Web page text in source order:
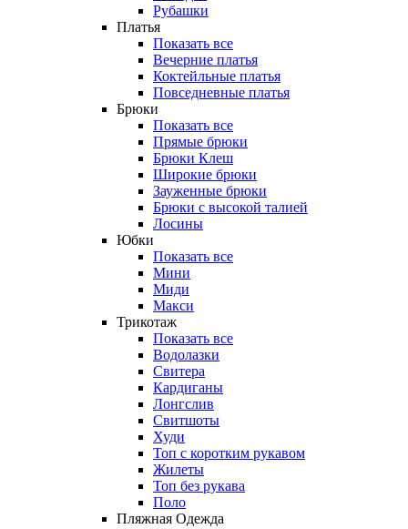
Рубашки
Платья
Показать все
Вечерние платья
Коктейльные платья
Повседневные платья
Брюки
Показать все
Прямые брюки
Брюки Клеш
Широкие брюки
Зауженные брюки
Брюки с высокой талией
Лосины
Юбки
Показать все
Мини
Миди
Макси
Трикотаж
Показать все
Водолазки
Свитера
Кардиганы
Лонгслив
Свитшоты
Худи
Топ с коротким рукавом
Жилеты
Топ без рукава
Поло
Пляжная Одежда